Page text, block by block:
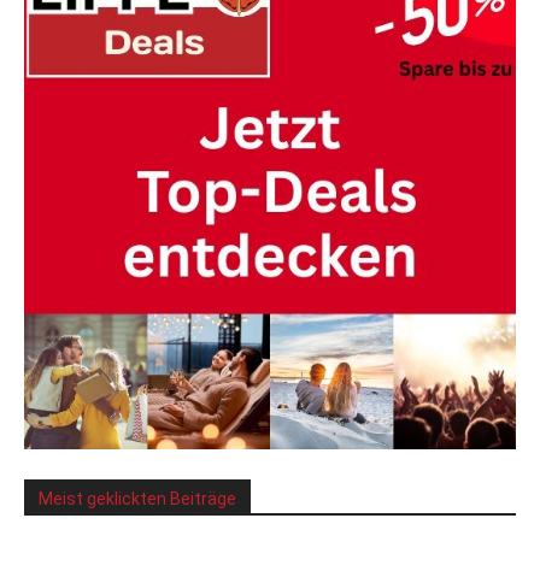
Meist geklickten Beiträge